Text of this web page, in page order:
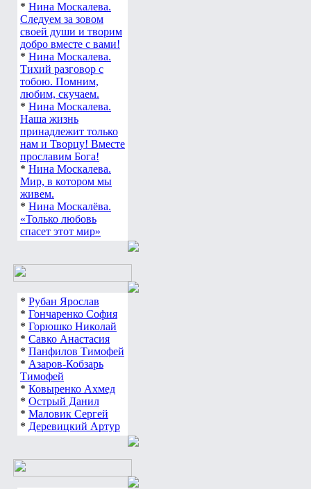
* Нина Москалева.
Следуем за зовом
своей души и творим
добро вместе с вами!
* Нина Москалева.
Тихий разговор с
тобою. Помним,
любим, скучаем.
* Нина Москалева.
Наша жизнь
принадлежит только
нам и Творцу! Вместе
прославим Бога!
* Нина Москалева.
Мир, в котором мы
живем.
* Нина Москалёва.
«Только любовь
спасет этот мир»
* Рубан Ярослав
* Гончаренко София
* Горюшко Николай
* Савко Анастасия
* Панфилов Тимофей
* Азаров-Кобзарь
Тимофей
* Ковыренко Ахмед
* Острый Данил
* Маловик Сергей
* Деревицкий Артур